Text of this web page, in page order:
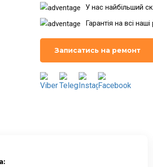
У нас найбільший
Гарантія на всі
Записатись на ремонт